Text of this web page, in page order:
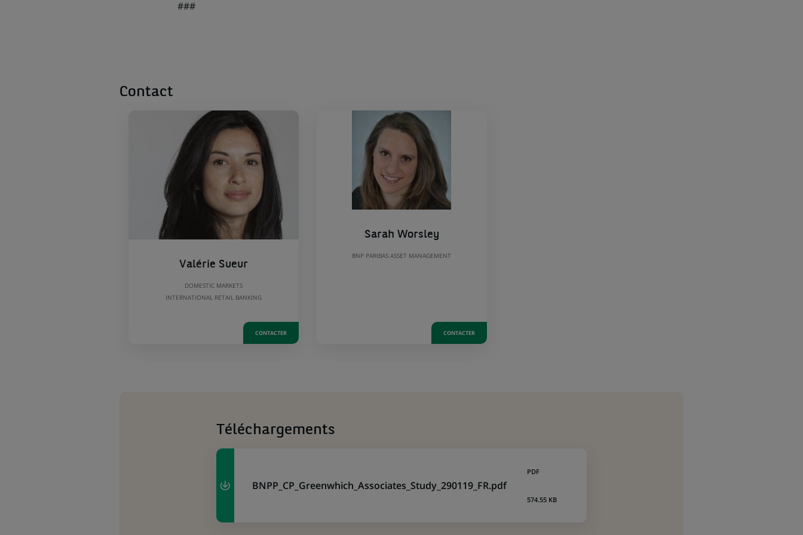
###
Contact
Valérie Sueur
DOMESTIC MARKETS
INTERNATIONAL RETAIL BANKING
CONTACTER
Sarah Worsley
BNP PARIBAS ASSET MANAGEMENT
CONTACTER
Téléchargements
BNPP_CP_Greenwhich_Associates_Study_290119_FR.pdf
PDF
574.55 KB
(Ce
s'ouvre